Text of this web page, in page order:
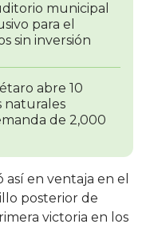
municipal
para el
sin inversión
abre 10
naturales
de 2,000
así en ventaja en el
posterior de
victoria en los